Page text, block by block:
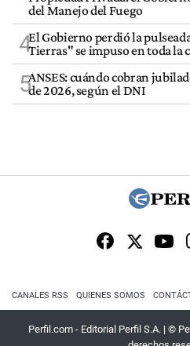
del Manejo del Fuego
4El Gobierno perdió la
Tierras" se impuso en toda la
5ANSES: cuándo cobran
de 2026, según el DNI
CANALES RSS QUIENES SOMOS
Perfil.com - Editorial Perfil S.A. | ©